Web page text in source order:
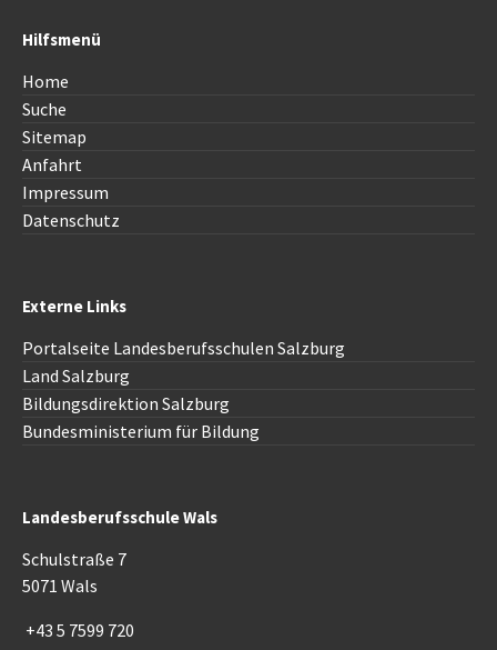
Hilfsmenü
Home
Suche
Sitemap
Anfahrt
Impressum
Datenschutz
Externe Links
Portalseite Landesberufsschulen Salzburg
Land Salzburg
Bildungsdirektion Salzburg
Bundesministerium für Bildung
Landesberufsschule Wals
Schulstraße 7
5071 Wals
+43 5 7599 720